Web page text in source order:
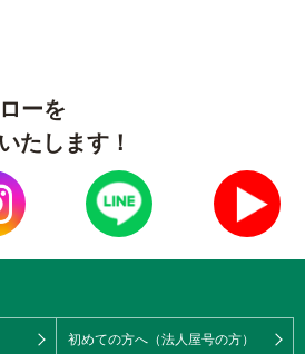
ーを
たします！
初めての方へ（法人屋号の方）